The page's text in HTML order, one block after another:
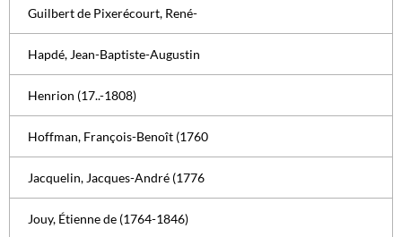
Guilbert de Pixerécourt, René-
Hapdé, Jean-Baptiste-Augustin
Henrion (17..-1808)
Hoffman, François-Benoît (1760
Jacquelin, Jacques-André (1776
Jouy, Étienne de (1764-1846)